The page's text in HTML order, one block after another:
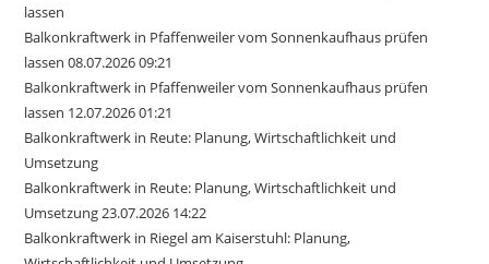
lassen
Balkonkraftwerk in Pfaffenweiler vom Sonnenkaufhaus prüfen
lassen 08.07.2026 09:21
Balkonkraftwerk in Pfaffenweiler vom Sonnenkaufhaus prüfen
lassen 12.07.2026 01:21
Balkonkraftwerk in Reute: Planung, Wirtschaftlichkeit und
Umsetzung
Balkonkraftwerk in Reute: Planung, Wirtschaftlichkeit und
Umsetzung 23.07.2026 14:22
Balkonkraftwerk in Riegel am Kaiserstuhl: Planung,